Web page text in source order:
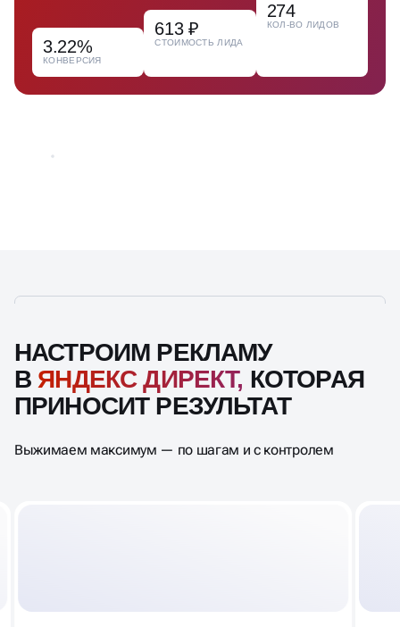
3.22%
КОНВЕРСИЯ
613 ₽
СТОИМОСТЬ ЛИДА
274
КОЛ-ВО ЛИДОВ
НАСТРОИМ РЕКЛАМУ
ВЯНДЕКС ДИРЕКТ, КОТОРАЯ
ПРИНОСИТ РЕЗУЛЬТАТ
Выжимаем максимум — по шагам и с контролем